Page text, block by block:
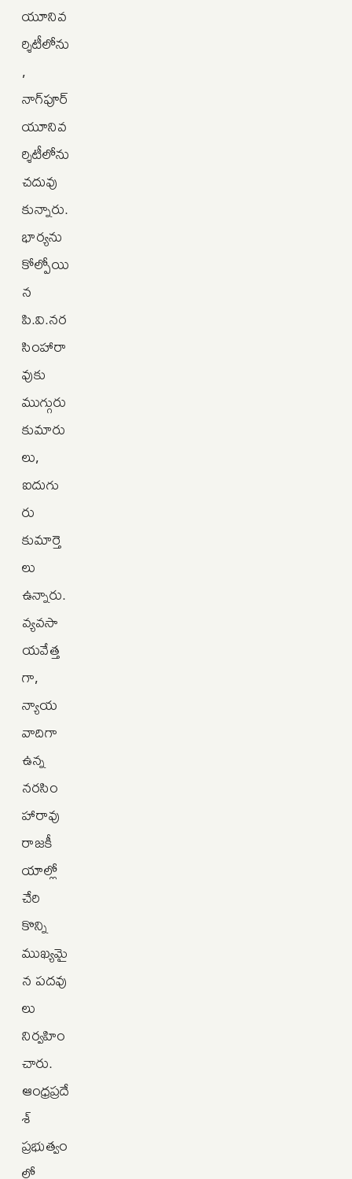
యూనివ
ర్శిటీలోను
,
నాగ్‌పూర్‌
యూనివ
ర్శిటీలోను
చదువు
కున్నారు.
భార్యను
కోల్పోయి
న
పి.వి.నర
సింహారా
వుకు
ముగ్గురు
కుమారు
లు,
ఐదుగు
రు
కుమార్తె
లు
ఉన్నారు.
వ్యవసా
యవేత్త
గా,
న్యాయ
వాదిగా
ఉన్న
నరసిం
హారావు
రాజకీ
యాల్లో
చేరి
కొన్ని
ముఖ్యమై
న పదవు
లు
నిర్వహిం
చారు.
ఆంధ్రప్రదే
శ్‌
ప్రభుత్వం
లో